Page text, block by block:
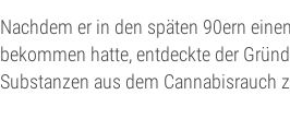
Nachdem er in den späten 90ern
bekommen hatte, entdeckte der
Substanzen aus dem Cannabisrauch